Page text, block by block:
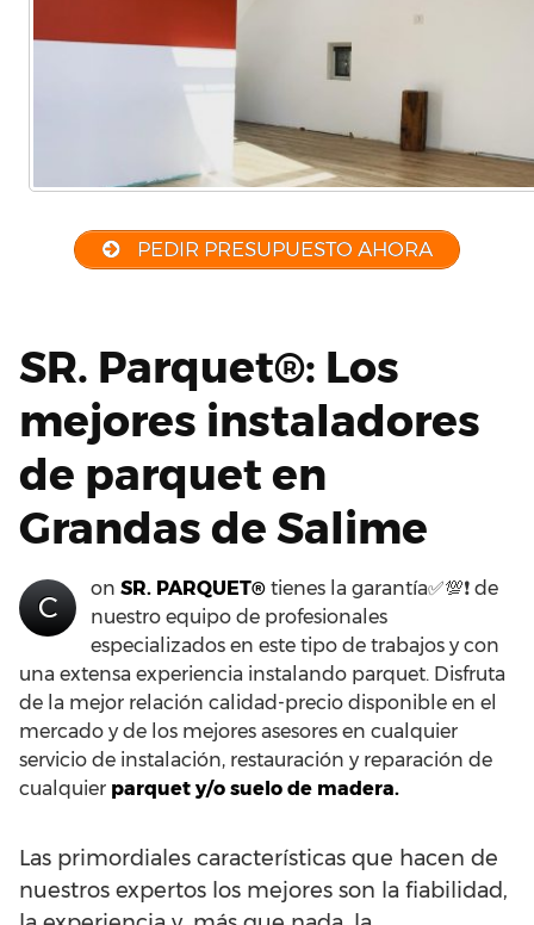
PEDIR PRESUPUESTO AHORA
SR. Parquet®: Los
mejores instaladores
de parquet en
Grandas de Salime
C
on SR. PARQUET® tienes la garantía✅💯❗ de
nuestro equipo de profesionales
especializados en este tipo de trabajos y con
una extensa experiencia instalando parquet. Disfruta
de la mejor relación calidad-precio disponible en el
mercado y de los mejores asesores en cualquier
servicio de instalación, restauración y reparación de
cualquier parquet y/o suelo de madera.
Las primordiales características que hacen de
nuestros expertos los mejores son la fiabilidad,